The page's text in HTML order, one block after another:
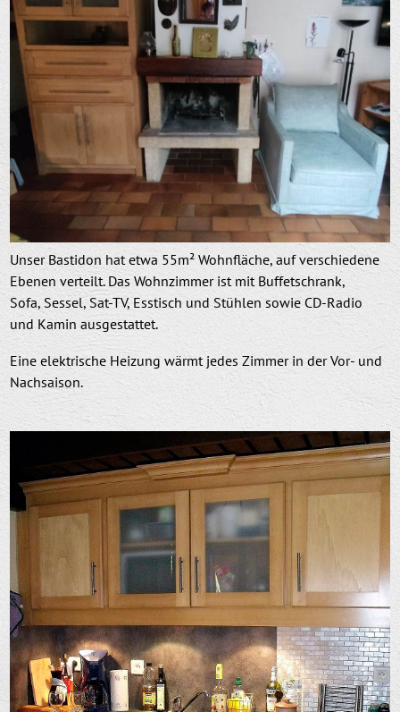
Unser Bastidon hat etwa 55m² Wohnfläche, auf verschiedene
Ebenen verteilt. Das Wohnzimmer ist mit Buffetschrank,
Sofa, Sessel, Sat-TV, Esstisch und Stühlen sowie CD-Radio
und Kamin ausgestattet.
Eine elektrische Heizung wärmt jedes Zimmer in der Vor- und
Nachsaison.